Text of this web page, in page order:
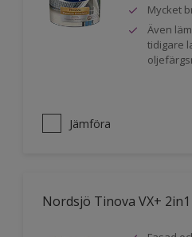
Mycket
Även
tidigare
Jämföra
Nordsjö Tinova VX+ 2in1